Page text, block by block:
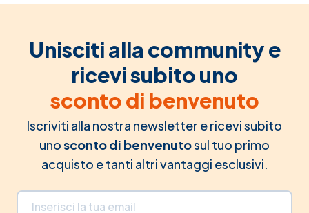
Unisciti alla community e
ricevi subito uno
sconto di benvenuto
Iscriviti alla nostra newsletter e ricevi subito
unosconto di benvenutosul tuo primo
acquisto e tanti altri vantaggi esclusivi.
Indirizzo email